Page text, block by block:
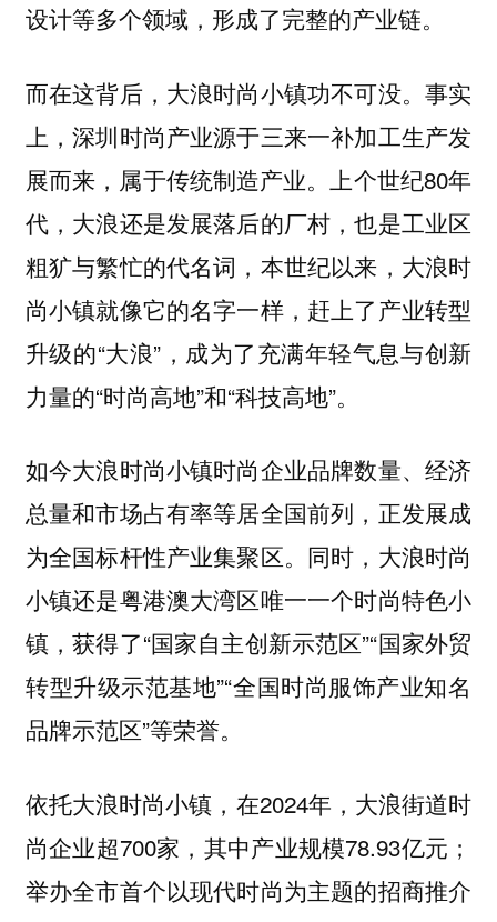
设计等多个领域，形成了完整的产业链。
而在这背后，大浪时尚小镇功不可没。事实
上，深圳时尚产业源于三来一补加工生产发
展而来，属于传统制造产业。上个世纪80年
代，大浪还是发展落后的厂村，也是工业区
粗犷与繁忙的代名词，本世纪以来，大浪时
尚小镇就像它的名字一样，赶上了产业转型
升级的“大浪”，成为了充满年轻气息与创新
力量的“时尚高地”和“科技高地”。
如今大浪时尚小镇时尚企业品牌数量、经济
总量和市场占有率等居全国前列，正发展成
为全国标杆性产业集聚区。同时，大浪时尚
小镇还是粤港澳大湾区唯一一个时尚特色小
镇，获得了“国家自主创新示范区”“国家外贸
转型升级示范基地”“全国时尚服饰产业知名
品牌示范区”等荣誉。
依托大浪时尚小镇，在2024年，大浪街道时
尚企业超700家，其中产业规模78.93亿元；
举办全市首个以现代时尚为主题的招商推介